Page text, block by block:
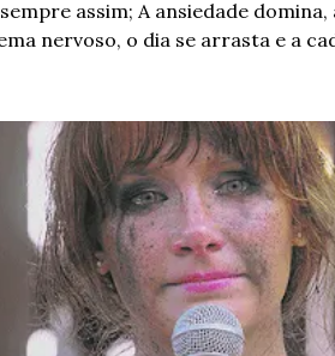
assim; A ansiedade
nervoso, o dia se arrasta e a